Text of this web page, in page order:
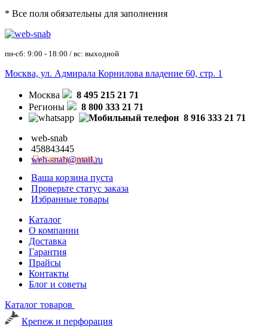
* Все поля обязательны для заполнения
пн-сб: 9:00 - 18:00 / вс: выходной
Москва, ул. Адмирала Корнилова владение 60, стр. 1
Москва
8 495 215 21 71
Регионы
8 800 333 21 71
8 916 333 21 71
web-snab
458843445
web-snab@mail.ru
Оставить заявку
Ваша корзина пуста
Проверьте статус заказа
Избранные товары
Каталог
О компании
Доставка
Гарантия
Прайсы
Контакты
Блог и советы
Каталог товаров
Крепеж и перфорация